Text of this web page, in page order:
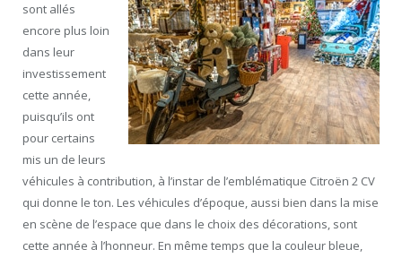
sont allés
encore plus loin
dans leur
investissement
cette année,
puisqu’ils ont
pour certains
mis un de leurs
véhicules à contribution, à l’instar de l’emblématique Citroën 2 CV
qui donne le ton. Les véhicules d’époque, aussi bien dans la mise
en scène de l’espace que dans le choix des décorations, sont
cette année à l’honneur. En même temps que la couleur bleue,